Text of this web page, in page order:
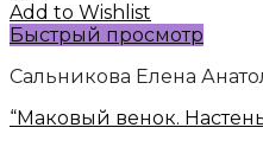
Add to Wishlist
Быстрый просмотр
Сальникова Елена
“Маковый венок.